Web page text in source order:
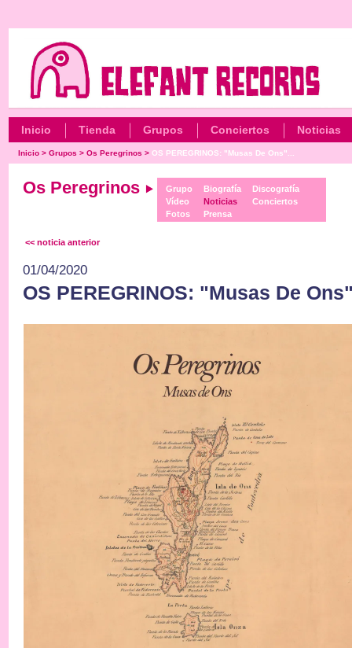
Inicio Tienda Grupos Conciertos Noticias
Inicio >Grupos >Os Peregrinos >OS PEREGRINOS: "Musas De Ons"...
Os Peregrinos
Grupo
Vídeo
Fotos
Biografía
Noticias
Prensa
Discografía
Conciertos
<< noticia anterior
01/04/2020
OS PEREGRINOS: "Musas De